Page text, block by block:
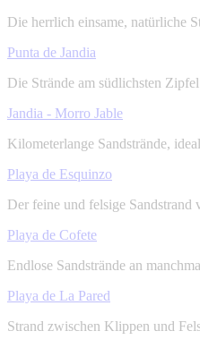
Die herrlich einsame, natürliche
Punta de Jandia
Die Strände am südlichsten
Jandia - Morro Jable
Kilometerlange Sandstrände,
Playa de Esquinzo
Der feine und felsige
Playa de Cofete
Endlose Sandstrände an
Playa de La Pared
Strand zwischen Klippen und